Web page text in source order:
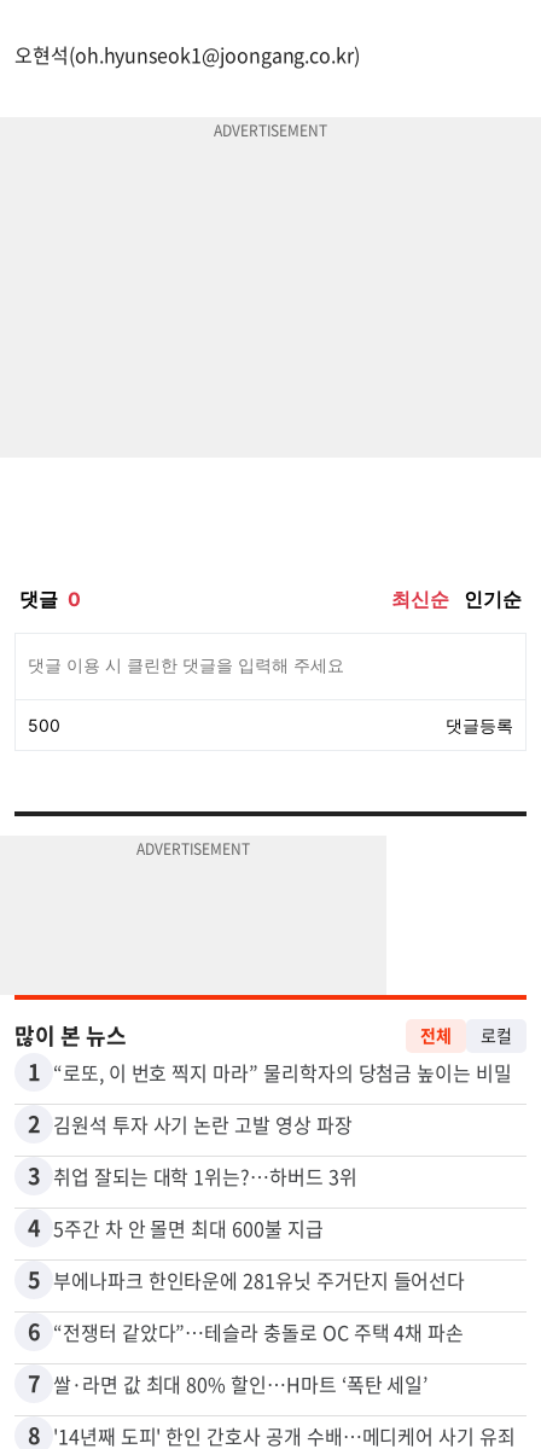
오현석(oh.hyunseok1@joongang.co.kr)
많이 본 뉴스 전체 로컬
1 “로또, 이 번호 찍지 마라” 물리학자의 당첨금 높이는 비밀
2 김원석 투자 사기 논란 고발 영상 파장
3 취업 잘되는 대학 1위는?…하버드 3위
4 5주간 차 안 몰면 최대 600불 지급
5 부에나파크 한인타운에 281유닛 주거단지 들어선다
6 “전쟁터 같았다”…테슬라 충돌로 OC 주택 4채 파손
7 쌀·라면 값 최대 80% 할인…H마트 ‘폭탄 세일’
8 '14년째 도피' 한인 간호사 공개 수배…메디케어 사기 유죄